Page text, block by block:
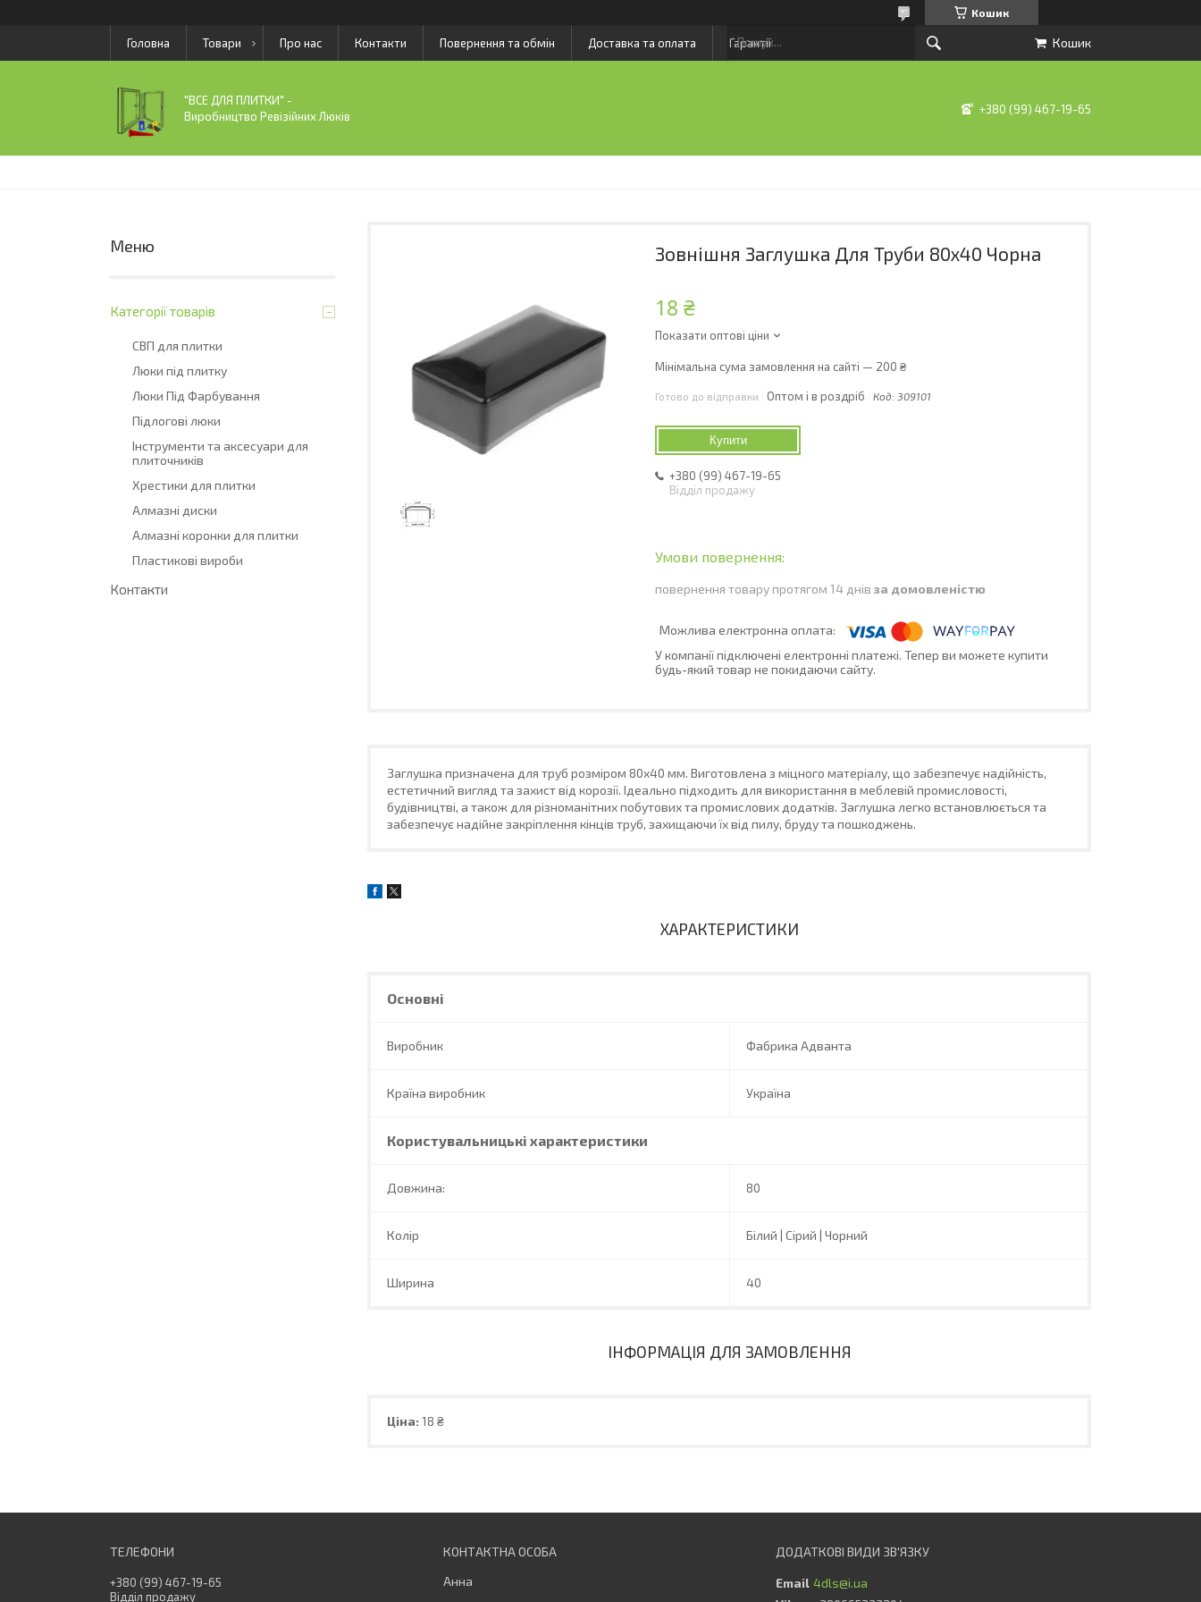
Кошик
Головна Товари Про нас Контакти Повернення та обмін Доставка та оплата Гарантії Кошик
"ВСЕ ДЛЯ ПЛИТКИ" -
Виробництво Ревізійних Люків
+380 (99) 467-19-65
Зовнішня Заглушка Для Труби 80х40 Чорна
18 ₴
Показати оптові ціни
Мінімальна сума замовлення на сайті — 200 ₴
Готово до відправки Оптом і в роздріб Код: 309101
Купити
+380 (99) 467-19-65
Відділ продажу
повернення товару протягом 14 днів за домовленістю
У компанії підключені електронні платежі. Тепер ви можете купити
будь-який товар не покидаючи сайту.
Заглушка призначена для труб розміром 80х40 мм. Виготовлена з міцного матеріалу, що забезпечує надійність,
естетичний вигляд та захист від корозії. Ідеально підходить для використання в меблевій промисловості,
будівництві, а також для різноманітних побутових та промислових додатків. Заглушка легко встановлюється та
забезпечує надійне закріплення кінців труб, захищаючи їх від пилу, бруду та пошкоджень.
ХАРАКТЕРИСТИКИ
Основні
Виробник Фабрика Адванта
Країна виробник Україна
Користувальницькі характеристики
Довжина: 80
Колір Білий | Сірий | Чорний
Ширина 40
ІНФОРМАЦІЯ ДЛЯ ЗАМОВЛЕННЯ
Ціна: 18 ₴
Категорії товарів
СВП для плитки
Люки під плитку
Люки Під Фарбування
Підлогові люки
Інструменти та аксесуари для
плиточників
Хрестики для плитки
Алмазні диски
Алмазні коронки для плитки
Пластикові вироби
Контакти
+380 (99) 467-19-65
Відділ продажу
Анна
4dls@i.ua